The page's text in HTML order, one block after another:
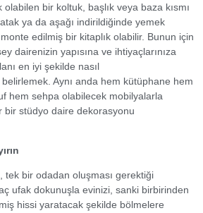
olabilen bir koltuk, başlık veya baza kısmı
ya da aşağı indirildiğinde yemek
edilmiş bir kitaplık olabilir. Bunun için
dairenizin yapısına ve ihtiyaçlarınıza
en iyi şekilde nasıl
Aynı anda hem kütüphane hem
hem sehpa olabilecek mobilyalarla
bir stüdyo daire dekorasyonu
tek bir odadan oluşması gerektiği
ufak dokunuşla evinizi, sanki birbirinden
hissi yaratacak şekilde bölmelere